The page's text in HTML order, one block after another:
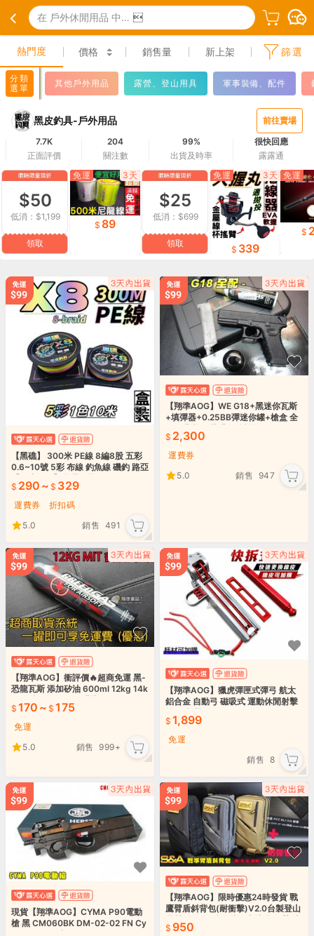
在 戶外休閒用品 中搜尋 
熱門度 價格 銷售量 新上架 篩選
分類
選單
其他戶外用品 露營、登山用具 軍事裝備、配件
黑皮釣具-戶外用品
前往賣場
7.7K
正面評價
204
關注數
99%
出貨及時率
很快回應
露露通
$50
低消：$1,199
領取
免運 3天
89
$25
低消：$699
領取
免運 3天
339
免運
【黑礁】 300米 PE線 8編8股 五彩
0.6~10號 5彩 布線 釣魚線 磯釣 路亞
290 ~ 329
運費券
折扣碼
5.0
銷售 491
【翔準AOG】WE G18+黑迷你瓦斯
+填彈器+0.25BB彈迷你罐+槍盒 全
2,300
運費券
5.0
銷售 947
【翔準AOG】衝評價🔥超商免運 黑-
恐龍瓦斯 添加矽油 600ml 12kg 14k
170 ~ 175
免運
5.0
銷售 999+
【翔準AOG】獵虎彈匣式彈弓 航太
鋁合金 自動弓 磁吸式 運動休閒射擊
1,899
免運
銷售 8
現貨【翔準AOG】CYMA P90電動
槍 黑 CM060BK DM-02-02 FN Cy
【翔準AOG】限時優惠24時發貨 戰
鷹臂盾斜背包(耐衝擊)V2.0台製登山
包950